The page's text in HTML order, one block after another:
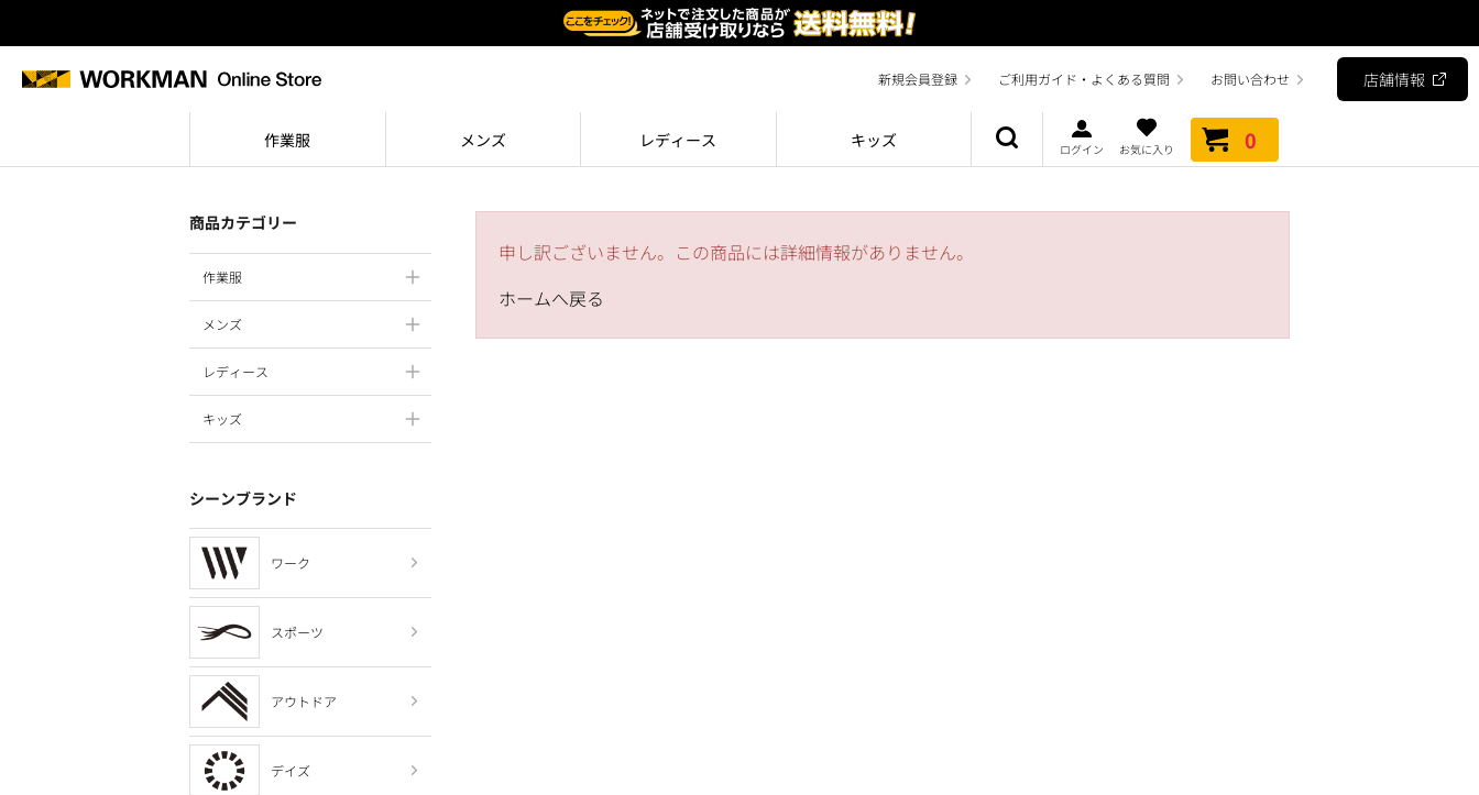
新規会員登録 ご利用ガイド・よくある質問 お問い合わせ 店舗情報
作業服 メンズ レディース キッズ ログイン お気に入り 0
商品カテゴリー
作業服
メンズ
レディース
キッズ
シーンブランド
ワーク
スポーツ
アウトドア
デイズ
申し訳ございません。この商品には詳細情報がありません。
ホームへ戻る